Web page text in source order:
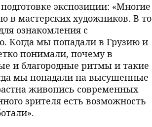
экспозиции: «Многие
в мастерских художников. В то
ознакомления с
Когда мы попадали в Грузию и
понимали, почему в
и благородные ритмы и такие
мы попадали на высушенные
живопись современных
зрителя есть возможность